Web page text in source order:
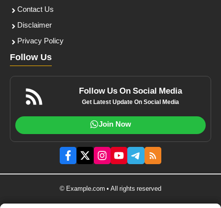
Contact Us
Disclaimer
Privacy Policy
Follow Us
Follow Us On Social Media
Get Latest Update On Social Media
Join Now
© Example.com • All rights reserved